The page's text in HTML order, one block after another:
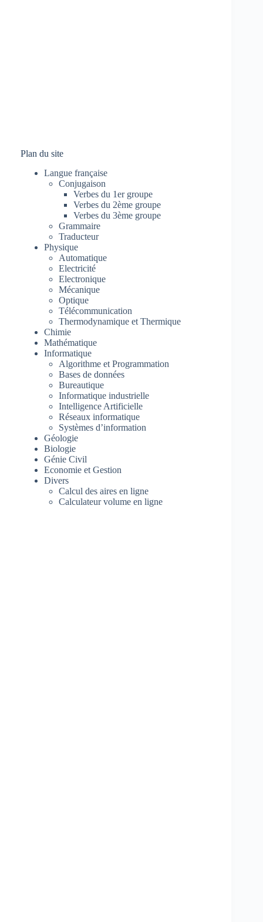
Plan du site
Langue française
Conjugaison
Verbes du 1er groupe
Verbes du 2ème groupe
Verbes du 3ème groupe
Grammaire
Traducteur
Physique
Automatique
Electricité
Electronique
Mécanique
Optique
Télécommunication
Thermodynamique et Thermique
Chimie
Mathématique
Informatique
Algorithme et Programmation
Bases de données
Bureautique
Informatique industrielle
Intelligence Artificielle
Réseaux informatique
Systèmes d’information
Géologie
Biologie
Génie Civil
Economie et Gestion
Divers
Calcul des aires en ligne
Calculateur volume en ligne